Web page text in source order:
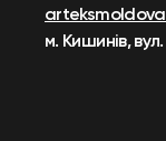
м. Кишинів,